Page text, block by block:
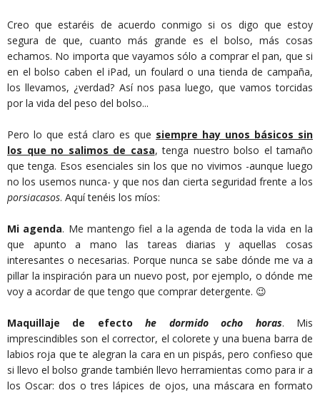
Creo que estaréis de acuerdo conmigo si os digo que estoy
segura de que, cuanto más grande es el bolso, más cosas
echamos. No importa que vayamos sólo a comprar el pan, que si
en el bolso caben el iPad, un foulard o una tienda de campaña,
los llevamos, ¿verdad? Así nos pasa luego, que vamos torcidas
por la vida del peso del bolso...
Pero lo que está claro es que siempre hay unos básicos sin
los que no salimos de casa, tenga nuestro bolso el tamaño
que tenga. Esos esenciales sin los que no vivimos -aunque luego
no los usemos nunca- y que nos dan cierta seguridad frente a los
porsiacasos. Aquí tenéis los míos:
Mi agenda. Me mantengo fiel a la agenda de toda la vida en la
que apunto a mano las tareas diarias y aquellas cosas
interesantes o necesarias. Porque nunca se sabe dónde me va a
pillar la inspiración para un nuevo post, por ejemplo, o dónde me
voy a acordar de que tengo que comprar detergente. 😉
Maquillaje de efectohe dormido ocho horas. Mis
imprescindibles son el corrector, el colorete y una buena barra de
labios roja que te alegran la cara en un pispás, pero confieso que
si llevo el bolso grande también llevo herramientas como para ir a
los Oscar: dos o tres lápices de ojos, una máscara en formato